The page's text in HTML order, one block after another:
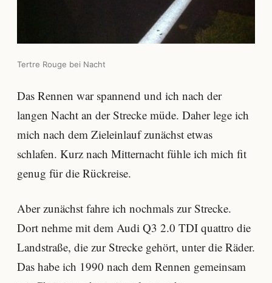
Tertre Rouge bei Nacht
Das Rennen war spannend und ich nach der
langen Nacht an der Strecke müde. Daher lege ich
mich nach dem Zieleinlauf zunächst etwas
schlafen. Kurz nach Mitternacht fühle ich mich fit
genug für die Rückreise.
Aber zunächst fahre ich nochmals zur Strecke.
Dort nehme mit dem Audi Q3 2.0 TDI quattro die
Landstraße, die zur Strecke gehört, unter die Räder.
Das habe ich 1990 nach dem Rennen gemeinsam